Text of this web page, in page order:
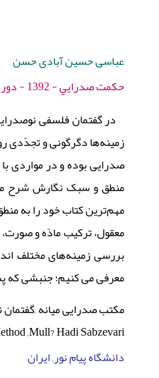
عباسی حسین آبادی حسن
حكمت صدرايي - 1392 - دوره : 2 - شماره : 1 - صفحه:85 -98
در گفتمان فلسفی
زمینه‌ها دگرگونی و تجدّدی
صدرایی بوده و در مواردی
منطق و سبک نگارش شرح
مهم‌ترین کتاب خود را به
معقول، ترکیب مادّه و
بررسی زمینه‌های مختلف
معرفی می کنیم؛ جنبشی که
,Mull? Hadi Sabzevari
دانشگاه پیام نور, ایران